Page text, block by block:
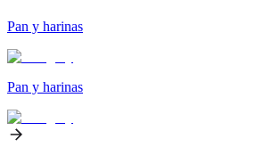
Pan y harinas
Pan y harinas